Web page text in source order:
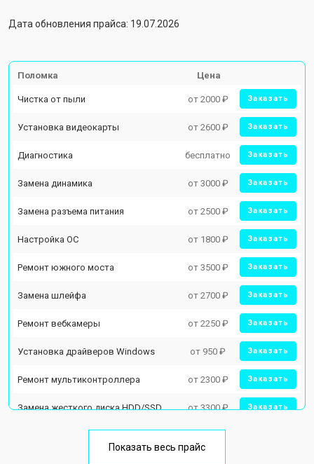
Дата обновления прайса: 19.07.2026
Поломка Цена
Чистка от пыли от 2000 ₽ Заказать
Установка видеокарты от 2600 ₽ Заказать
Диагностика бесплатно Заказать
Замена динамика от 3000 ₽ Заказать
Замена разъема питания от 2500 ₽ Заказать
Настройка ОС от 1800 ₽ Заказать
Ремонт южного моста от 3500 ₽ Заказать
Замена шлейфа от 2700 ₽ Заказать
Ремонт вебкамеры от 2250 ₽ Заказать
Установка драйверов Windows от 950 ₽ Заказать
Ремонт мультиконтроллера от 2300 ₽ Заказать
Замена жесткого диска HDD/SSD от 3300 ₽ Заказать
Показать весь прайс